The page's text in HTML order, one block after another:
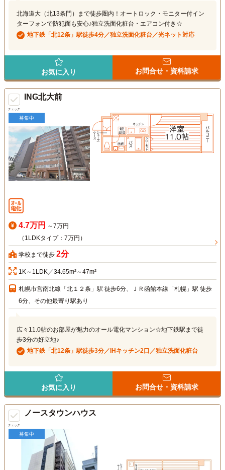
北海道大（北13条門）まで徒歩圏内！オートロック・モニター付イン
ターフォンで防犯面も安心♪独立洗面化粧台・エアコン付き☆
地下鉄「北12条」駅徒歩4分／独立洗面化粧台／光ネット対応
お気に入り お問合せ・資料請求
チェック
ING北大前
募集中
4.7万円 ～7万円
（1LDKタイプ：7万円）
学校まで徒歩 2分
1K～1LDK／34.65m²～47m²
札幌市営南北線「北１２条」駅 徒歩6分、ＪＲ函館本線「札幌」駅 徒歩
6分、その他最寄り駅あり
広々11.0帖のお部屋が魅力のオール電化マンション☆地下鉄駅まで徒
歩3分の好立地♪
地下鉄「北12条」駅徒歩3分／IHキッチン2口／独立洗面化粧台
お気に入り お問合せ・資料請求
チェック
ノースタウンハウス
募集中